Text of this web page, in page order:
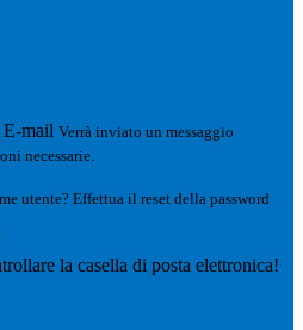
E-mail Verrà inviato un messaggio
necessarie.
utente? Effettua il reset della password
la casella di posta elettronica!